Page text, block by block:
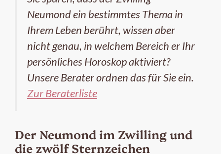
Neumond ein bestimmtes Thema in
Ihrem Leben berührt, wissen aber
nicht genau, in welchem Bereich er Ihr
persönliches Horoskop aktiviert?
Unsere Berater ordnen das für Sie ein.
Zur Beraterliste
Der Neumond im Zwilling und
die zwölf Sternzeichen